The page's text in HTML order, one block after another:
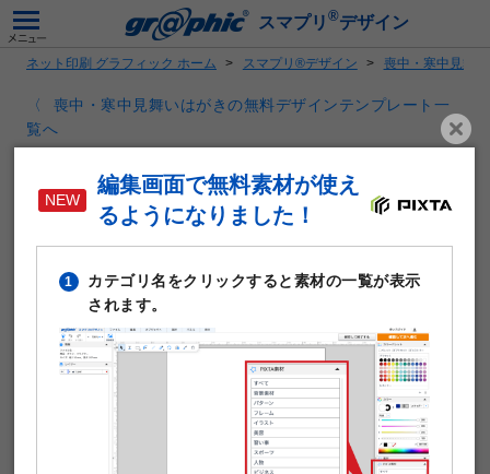
スマプリ ®デザイン
ネット印刷 グラフィック ホーム スマプリ®デザイン 喪中・寒中見舞
喪中・寒中見舞いはがきの無料デザインテンプレート一
覧へ
寒中お見舞い
編集画面で無料素材が使え
るようになりました！
1
カテゴリ名をクリックすると素材の一覧が表示
されます。